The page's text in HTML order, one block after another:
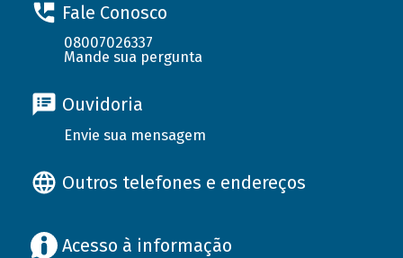
Fale Conosco
08007026337
Mande sua pergunta
Ouvidoria
Envie sua mensagem
Outros telefones e endereços
Acesso à informação